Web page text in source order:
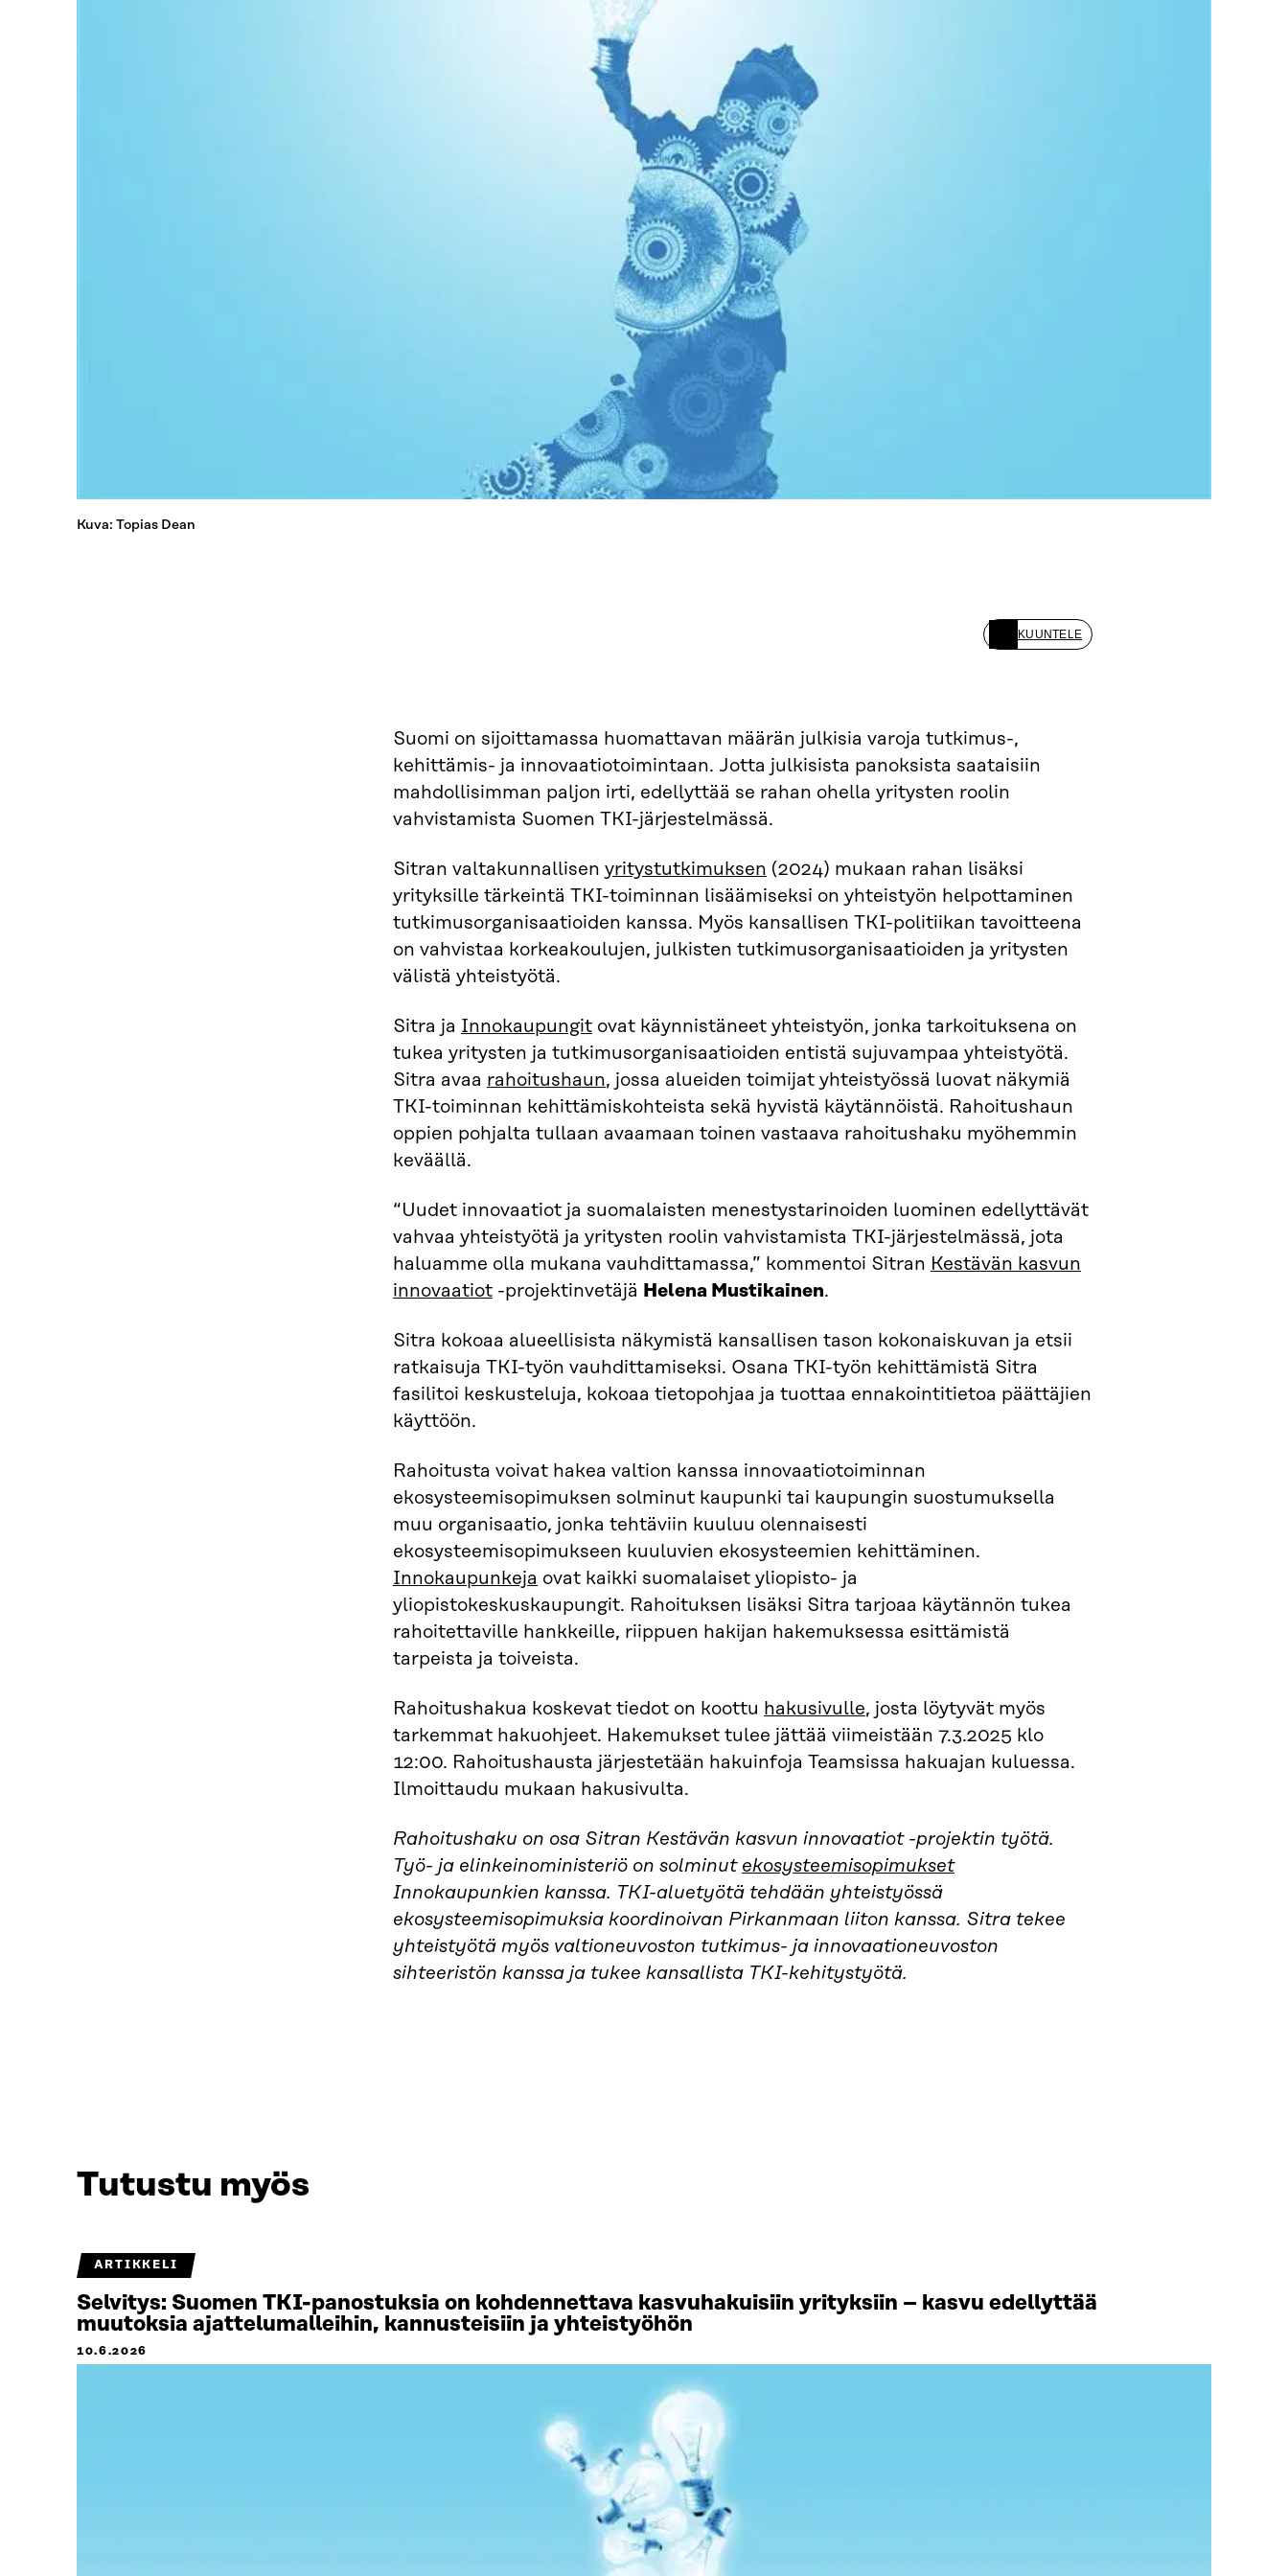
Kuva: Topias Dean
KUUNTELE
Suomi on sijoittamassa huomattavan määrän julkisia varoja tutkimus-,
kehittämis- ja innovaatiotoimintaan. Jotta julkisista panoksista saataisiin
mahdollisimman paljon irti, edellyttää se rahan ohella yritysten roolin
vahvistamista Suomen TKI-järjestelmässä.
Sitran valtakunnallisen yritystutkimuksen (2024) mukaan rahan lisäksi
yrityksille tärkeintä TKI-toiminnan lisäämiseksi on yhteistyön helpottaminen
tutkimusorganisaatioiden kanssa. Myös kansallisen TKI-politiikan tavoitteena
on vahvistaa korkeakoulujen, julkisten tutkimusorganisaatioiden ja yritysten
välistä yhteistyötä.
Sitra ja Innokaupungit ovat käynnistäneet yhteistyön, jonka tarkoituksena on
tukea yritysten ja tutkimusorganisaatioiden entistä sujuvampaa yhteistyötä.
Sitra avaa rahoitushaun, jossa alueiden toimijat yhteistyössä luovat näkymiä
TKI-toiminnan kehittämiskohteista sekä hyvistä käytännöistä. Rahoitushaun
oppien pohjalta tullaan avaamaan toinen vastaava rahoitushaku myöhemmin
keväällä.
“Uudet innovaatiot ja suomalaisten menestystarinoiden luominen edellyttävät
vahvaa yhteistyötä ja yritysten roolin vahvistamista TKI-järjestelmässä, jota
haluamme olla mukana vauhdittamassa,” kommentoi Sitran Kestävän kasvun
innovaatiot -projektinvetäjä Helena Mustikainen.
Sitra kokoaa alueellisista näkymistä kansallisen tason kokonaiskuvan ja etsii
ratkaisuja TKI-työn vauhdittamiseksi. Osana TKI-työn kehittämistä Sitra
fasilitoi keskusteluja, kokoaa tietopohjaa ja tuottaa ennakointitietoa päättäjien
käyttöön.
Rahoitusta voivat hakea valtion kanssa innovaatiotoiminnan
ekosysteemisopimuksen solminut kaupunki tai kaupungin suostumuksella
muu organisaatio, jonka tehtäviin kuuluu olennaisesti
ekosysteemisopimukseen kuuluvien ekosysteemien kehittäminen.
Innokaupunkeja ovat kaikki suomalaiset yliopisto- ja
yliopistokeskuskaupungit. Rahoituksen lisäksi Sitra tarjoaa käytännön tukea
rahoitettaville hankkeille, riippuen hakijan hakemuksessa esittämistä
tarpeista ja toiveista.
Rahoitushakua koskevat tiedot on koottu hakusivulle, josta löytyvät myös
tarkemmat hakuohjeet. Hakemukset tulee jättää viimeistään 7.3.2025 klo
12:00. Rahoitushausta järjestetään hakuinfoja Teamsissa hakuajan kuluessa.
Ilmoittaudu mukaan hakusivulta.
Rahoitushaku on osa Sitran Kestävän kasvun innovaatiot -projektin työtä.
Työ- ja elinkeinoministeriö on solminut ekosysteemisopimukset
Innokaupunkien kanssa. TKI-aluetyötä tehdään yhteistyössä
ekosysteemisopimuksia koordinoivan Pirkanmaan liiton kanssa. Sitra tekee
yhteistyötä myös valtioneuvoston tutkimus- ja innovaationeuvoston
sihteeristön kanssa ja tukee kansallista TKI-kehitystyötä.
Tutustu myös
ARTIKKELI
Selvitys: Suomen TKI-panostuksia on kohdennettava kasvuhakuisiin yrityksiin – kasvu edellyttää
muutoksia ajattelumalleihin, kannusteisiin ja yhteistyöhön
10.6.2026